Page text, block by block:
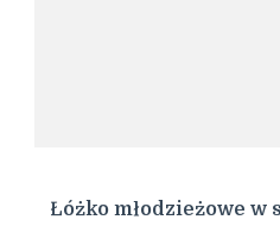
Łóżko młodzieżowe